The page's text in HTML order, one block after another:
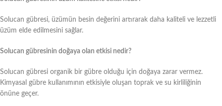
Solucan gübresi, üzümün besin değerini artırarak daha kaliteli ve lezzetli
üzüm elde edilmesini sağlar.
Solucan gübresinin doğaya olan etkisi nedir?
Solucan gübresi organik bir gübre olduğu için doğaya zarar vermez.
Kimyasal gübre kullanımının etkisiyle oluşan toprak ve su kirliliğinin
önüne geçer.